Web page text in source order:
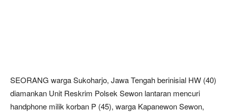
SEORANG warga Sukoharjo, Jawa Tengah berinisial HW (40)
diamankan Unit Reskrim Polsek Sewon lantaran mencuri
handphone milik korban P (45), warga Kapanewon Sewon,